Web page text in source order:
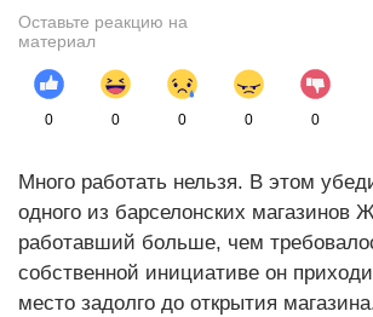
Оставьте реакцию на
материал
0 0 0 0 0
Много работать нельзя. В этом
одного из барселонских магазинов
работавший больше, чем
собственной инициативе он
место задолго до открытия